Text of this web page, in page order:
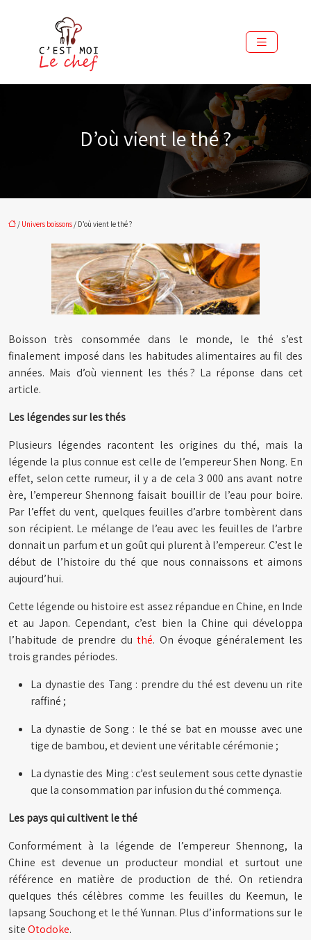
D’où vient le thé ?
/ Univers boissons / D’où vient le thé ?
Boisson très consommée dans le monde, le thé s’est
finalement imposé dans les habitudes alimentaires au fil des
années. Mais d’où viennent les thés ? La réponse dans cet
article.
Les légendes sur les thés
Plusieurs légendes racontent les origines du thé, mais la
légende la plus connue est celle de l’empereur Shen Nong. En
effet, selon cette rumeur, il y a de cela 3 000 ans avant notre
ère, l’empereur Shennong faisait bouillir de l’eau pour boire.
Par l’effet du vent, quelques feuilles d’arbre tombèrent dans
son récipient. Le mélange de l’eau avec les feuilles de l’arbre
donnait un parfum et un goût qui plurent à l’empereur. C’est le
début de l’histoire du thé que nous connaissons et aimons
aujourd’hui.
Cette légende ou histoire est assez répandue en Chine, en Inde
et au Japon. Cependant, c’est bien la Chine qui développa
l’habitude de prendre du thé. On évoque généralement les
trois grandes périodes.
La dynastie des Tang : prendre du thé est devenu un rite
raffiné ;
La dynastie de Song : le thé se bat en mousse avec une
tige de bambou, et devient une véritable cérémonie ;
La dynastie des Ming : c’est seulement sous cette dynastie
que la consommation par infusion du thé commença.
Les pays qui cultivent le thé
Conformément à la légende de l’empereur Shennong, la
Chine est devenue un producteur mondial et surtout une
référence en matière de production de thé. On retiendra
quelques thés célèbres comme les feuilles du Keemun, le
lapsang Souchong et le thé Yunnan. Plus d’informations sur le
siteOtodoke.